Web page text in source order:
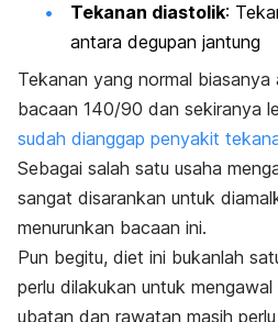
Tekanan diastolik:
antara degupan jantung
Tekanan yang normal biasanya
bacaan 140/90 dan sekiranya
sudah dianggap penyakit
Sebagai salah satu usaha
sangat disarankan untuk
menurunkan bacaan ini.
Pun begitu, diet ini bukanlah
perlu dilakukan untuk
ubatan dan rawatan masih